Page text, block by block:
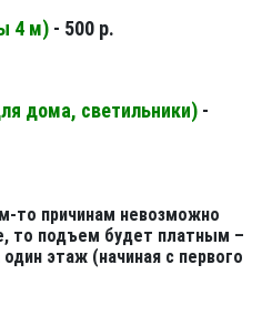
4 м) - 500 р.
дома, светильники) -
то причинам невозможно
то подъем будет платным –
этаж (начиная с первого